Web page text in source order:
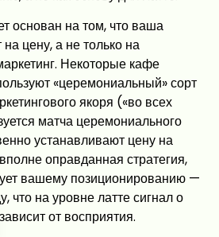
основан на том, что ваша
на цену, а не только на
Некоторые кафе
«церемониальный» сорт
якоря («во всех
матча церемониального
устанавливают цену на
оправданная стратегия,
вашему позиционированию —
что на уровне латте сигнал о
от восприятия.